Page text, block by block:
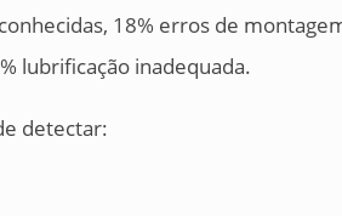
18% erros de
lubrificação inadequada.
detectar: